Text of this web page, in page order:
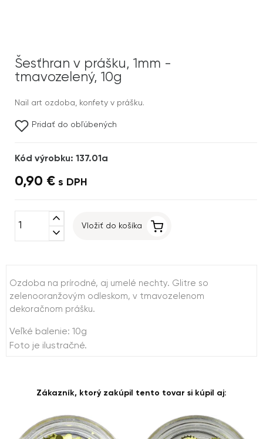
Šesťhran v prášku, 1mm -
tmavozelený, 10g
Nail art ozdoba, konfety v prášku.
Pridať do obľúbených
Kód výrobku: 137.01a
0,90 € s DPH
expand_less
expand_more
Vložiť do košíka
Ozdoba na prírodné, aj umelé nechty. Glitre so
zelenooranžovým odleskom, v tmavozelenom
dekoračnom prášku.
Veľké balenie: 10g
Foto je ilustračné.
Zákazník, ktorý zakúpil tento tovar si kúpil aj: